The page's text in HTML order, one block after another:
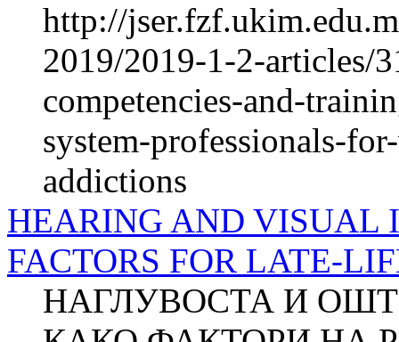
http://
2019/2019-1-2-articles/
competencies-and-
system-professionals-
addictions
HEARING AND VISUAL
FACTORS FOR LATE-
НАГЛУВОСТА И